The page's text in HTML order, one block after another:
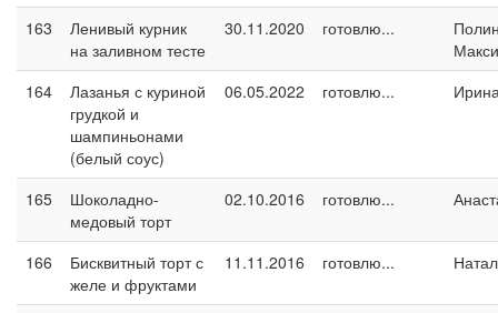
163
Ленивый курник
на заливном тесте
30.11.2020 готовлю...
164
Лазанья с куриной
грудкой и
шампиньонами
(белый соус)
06.05.2022 готовлю...
165
Шоколадно-
медовый торт
02.10.2016 готовлю...
166
Бисквитный торт с
желе и фруктами
11.11.2016 готовлю...